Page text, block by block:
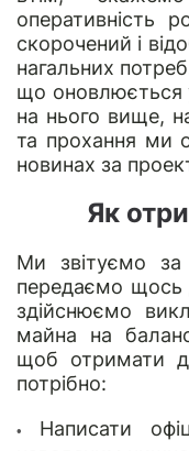
оперативність
скорочений і
нагальних
що оновлюється
на нього вище,
та прохання ми
новинах за
Як
Ми звітуємо
передаємо щось
здійснюємо
майна на
щоб отримати
потрібно:
•
Написати